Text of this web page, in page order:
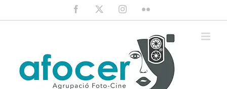
Facebook InstagramFlickr